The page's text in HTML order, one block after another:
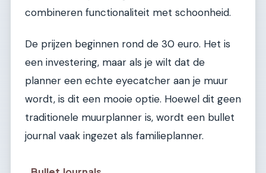
combineren functionaliteit met schoonheid.
De prijzen beginnen rond de 30 euro. Het is
een investering, maar als je wilt dat de
planner een echte eyecatcher aan je muur
wordt, is dit een mooie optie. Hoewel dit geen
traditionele muurplanner is, wordt een bullet
journal vaak ingezet als familieplanner.